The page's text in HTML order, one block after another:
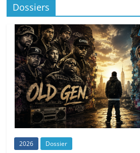
Dossiers
2026 Dossier